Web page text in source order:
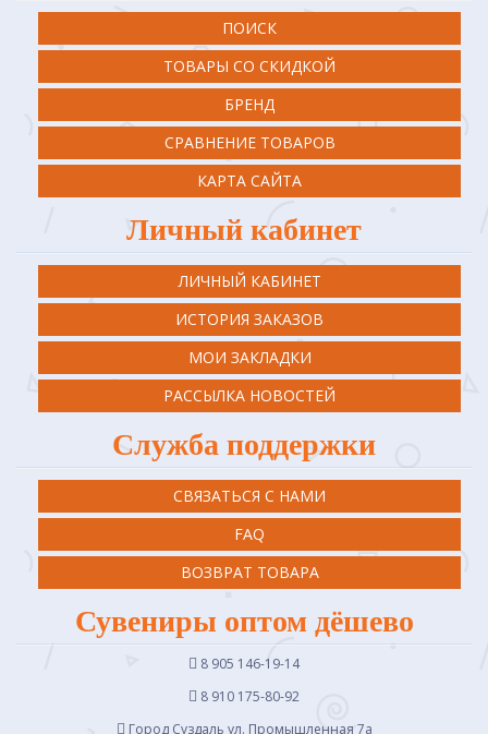
ПОИСК
ТОВАРЫ СО СКИДКОЙ
БРЕНД
СРАВНЕНИЕ ТОВАРОВ
КАРТА САЙТА
Личный кабинет
ЛИЧНЫЙ КАБИНЕТ
ИСТОРИЯ ЗАКАЗОВ
МОИ ЗАКЛАДКИ
РАССЫЛКА НОВОСТЕЙ
Служба поддержки
СВЯЗАТЬСЯ С НАМИ
FAQ
ВОЗВРАТ ТОВАРА
Сувениры оптом дёшево
8 905 146-19-14
8 910 175-80-92
Город Суздаль ул. Промышленная 7a